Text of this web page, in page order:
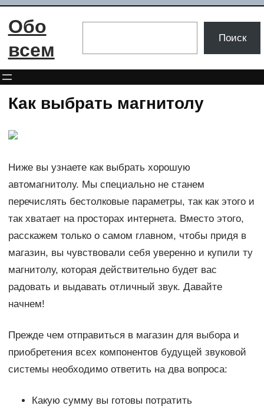
Перейти
Обо
всем
Поиск
Как выбрать магнитолу
Ниже вы узнаете как выбрать хорошую
автомагнитолу. Мы специально не станем
перечислять бестолковые параметры, так как этого и
так хватает на просторах интернета. Вместо этого,
расскажем только о самом главном, чтобы придя в
магазин, вы чувствовали себя уверенно и купили ту
магнитолу, которая действительно будет вас
радовать и выдавать отличный звук. Давайте
начнем!
Прежде чем отправиться в магазин для выбора и
приобретения всех компонентов будущей звуковой
системы необходимо ответить на два вопроса:
Какую сумму вы готовы потратить